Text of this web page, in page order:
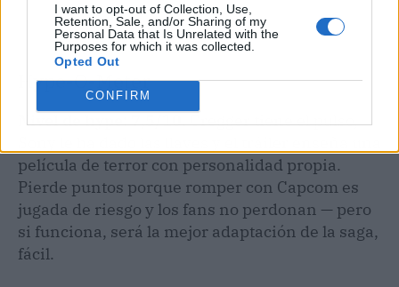
I want to opt-out of Collection, Use,
Retention, Sale, and/or Sharing of my
Personal Data that Is Unrelated with the
Purposes for which it was collected.
Opted Out
CONFIRM
Hype-O-Meter
Nivel de hype: 7,5/10.Cregger tiene el pulso,
película de terror con personalidad propia.
Pierde puntos porque romper con Capcom es
jugada de riesgo y los fans no perdonan — pero
si funciona, será la mejor adaptación de la saga,
fácil.